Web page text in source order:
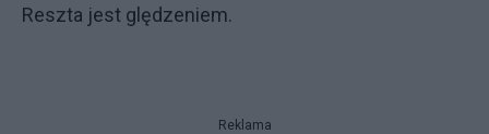
Reszta jest ględzeniem.
Reklama